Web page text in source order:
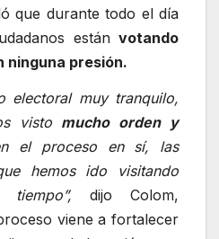
que durante todo el día
estánvotando
ninguna presión.
electoral muy tranquilo,
visto mucho orden y
el proceso en sí, las
hemos ido visitando
dijo Colom,
viene a fortalecer